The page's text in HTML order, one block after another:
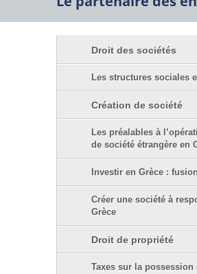
Droit des sociétés
Les structures sociales
Création de société
Les préalables à
de société étrangère en
Investir en Grèce :
Créer une société à
Grèce
Droit de propriété
Taxes sur la possession